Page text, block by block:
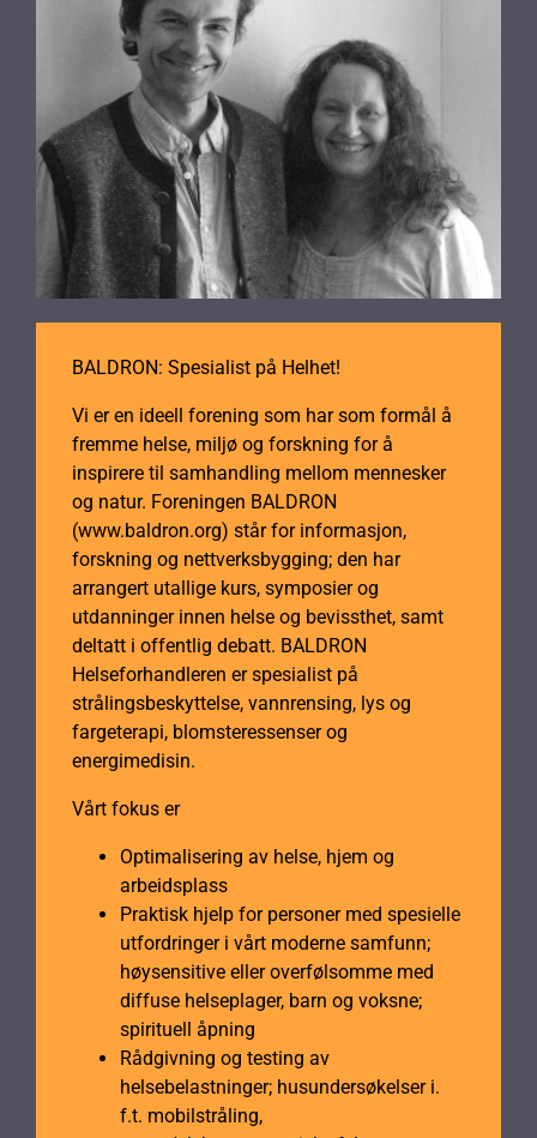
BALDRON: Spesialist på Helhet!
Vi er en ideell forening som har som formål å
fremme helse, miljø og forskning for å
inspirere til samhandling mellom mennesker
og natur. Foreningen BALDRON
(www.baldron.org) står for informasjon,
forskning og nettverksbygging; den har
arrangert utallige kurs, symposier og
utdanninger innen helse og bevissthet, samt
deltatt i offentlig debatt. BALDRON
Helseforhandleren er spesialist på
strålingsbeskyttelse, vannrensing, lys og
fargeterapi, blomsteressenser og
energimedisin.
Vårt fokus er
Optimalisering av helse, hjem og
arbeidsplass
Praktisk hjelp for personer med spesielle
utfordringer i vårt moderne samfunn;
høysensitive eller overfølsomme med
diffuse helseplager, barn og voksne;
spirituell åpning
Rådgivning og testing av
helsebelastninger; husundersøkelser i.
f.t. mobilstråling,